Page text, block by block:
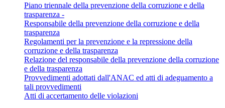
Piano triennale della prevenzione della corruzione e della
trasparenza -
Responsabile della prevenzione della corruzione e della
trasparenza
Regolamenti per la prevenzione e la repressione della
corruzione e della trasparenza
Relazione del responsabile della prevenzione della corruzione
e della trasparenza
Provvedimenti adottati dall'ANAC ed atti di adeguamento a
tali provvedimenti
Atti di accertamento delle violazioni